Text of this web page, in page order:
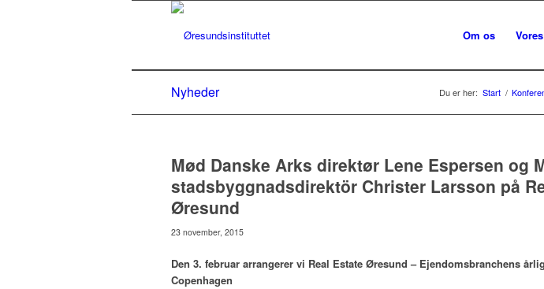
Om os
Nyheder Du er her: Start /
Mød Danske Arks direktør Lene Espersen og
stadsbyggnadsdirektör Christer Larsson på
Øresund
23 november, 2015
Den 3. februar arrangerer vi Real Estate Øresund – Ejendomsbranchens
Copenhagen